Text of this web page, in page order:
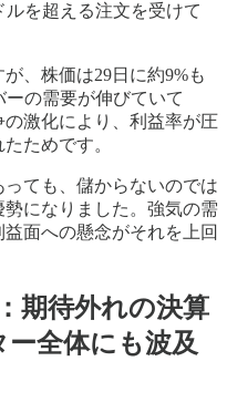
を超える注文を受けて
、株価は29日に約9%も
の需要が伸びていて
激化により、利益率が圧
ためです。
ても、儲からないのでは
になりました。強気の需
面への懸念がそれを上回
期待外れの決算
全体にも波及